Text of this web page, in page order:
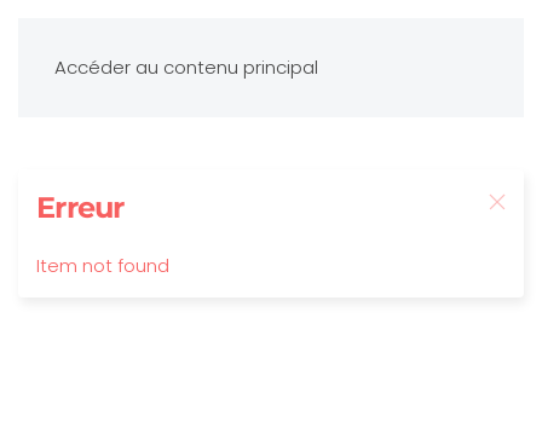
Accéder au contenu principal
Erreur
Item not found